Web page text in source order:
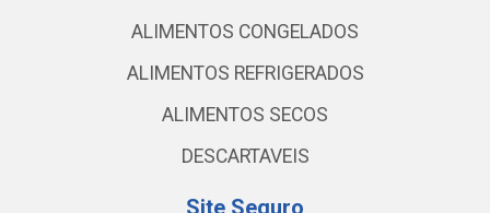
ALIMENTOS CONGELADOS
ALIMENTOS REFRIGERADOS
ALIMENTOS SECOS
DESCARTAVEIS